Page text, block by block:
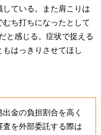
ている。また肩こりは
ち打ちになったとして
と感じる。症状で捉える
はっきりさせてほし
金の負担割合を高く
を外部委託する際は